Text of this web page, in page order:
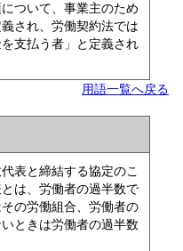
ついて、事業主のため
され、労働契約法では
支払う者」と定義され
用語一覧へ戻る
表と締結する協定のこ
は、労働者の過半数で
の労働組合、労働者の
ときは労働者の過半数